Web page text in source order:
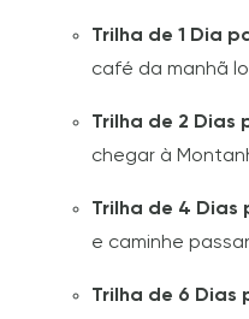
Trilha de 1 Dia
café da manhã
Trilha de 2 Dias
chegar à
Trilha de 4 Dias
e caminhe
Trilha de 6 Dias